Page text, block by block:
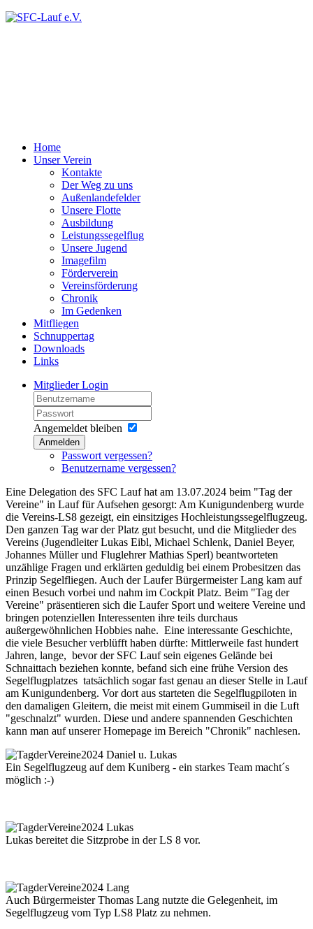
Home
Unser Verein
Kontakte
Der Weg zu uns
Außenlandefelder
Unsere Flotte
Ausbildung
Leistungssegelflug
Unsere Jugend
Imagefilm
Förderverein
Vereinsförderung
Chronik
Im Gedenken
Mitfliegen
Schnuppertag
Downloads
Links
Mitglieder Login
Angemeldet bleiben
Anmelden
Passwort vergessen?
Benutzername vergessen?
Eine Delegation des SFC Lauf hat am 13.07.2024 beim "Tag der
Vereine" in Lauf für Aufsehen gesorgt: Am Kunigundenberg wurde
die Vereins-LS8 gezeigt, ein einsitziges Hochleistungssegelflugzeug.
Den ganzen Tag war der Platz gut besucht, und die Mitglieder des
Vereins (Jugendleiter Lukas Eibl, Michael Schlenk, Daniel Beyer,
Johannes Müller und Fluglehrer Mathias Sperl) beantworteten
unzählige Fragen und erklärten geduldig bei einem Probesitzen das
Prinzip Segelfliegen. Auch der Laufer Bürgermeister Lang kam auf
einen Besuch vorbei und nahm im Cockpit Platz. Beim "Tag der
Vereine" präsentieren sich die Laufer Sport und weitere Vereine und
bringen potenziellen Interessenten ihre teils durchaus
außergewöhnlichen Hobbies nahe. Eine interessante Geschichte,
die viele Besucher verblüfft haben dürfte: Mittlerweile fast hundert
Jahren, lange, bevor der SFC Lauf sein eigenes Gelände bei
Schnaittach beziehen konnte, befand sich eine frühe Version des
Segelflugplatzes tatsächlich sogar fast genau an dieser Stelle in Lauf
am Kunigundenberg. Vor dort aus starteten die Segelflugpiloten in
den damaligen Gleitern, die meist mit einem Gummiseil in die Luft
"geschnalzt" wurden. Diese und andere spannenden Geschichten
kann man auf unserer Homepage im Bereich "Chronik" nachlesen.
Ein Segelflugzeug auf dem Kuniberg - ein starkes Team macht´s
möglich :-)
Lukas bereitet die Sitzprobe in der LS 8 vor.
Auch Bürgermeister Thomas Lang nutzte die Gelegenheit, im
Segelflugzeug vom Typ LS8 Platz zu nehmen.